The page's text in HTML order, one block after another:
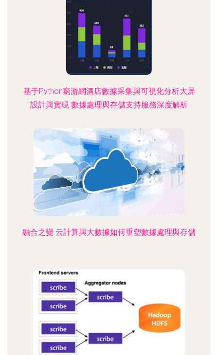
基于Python窮游網酒店數據采集與可視化分析大屏
設計與實現 數據處理與存儲支持服務深度解析
融合之變 云計算與大數據如何重塑數據處理與存儲